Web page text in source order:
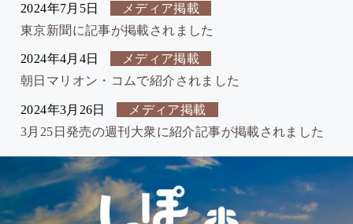
2024年7月5日
メディア掲載
東京新聞に記事が掲載されました
2024年4月4日
メディア掲載
朝日マリオン・コムで紹介されました
2024年3月26日
メディア掲載
3月25日発売の週刊大衆に紹介記事が掲載されました